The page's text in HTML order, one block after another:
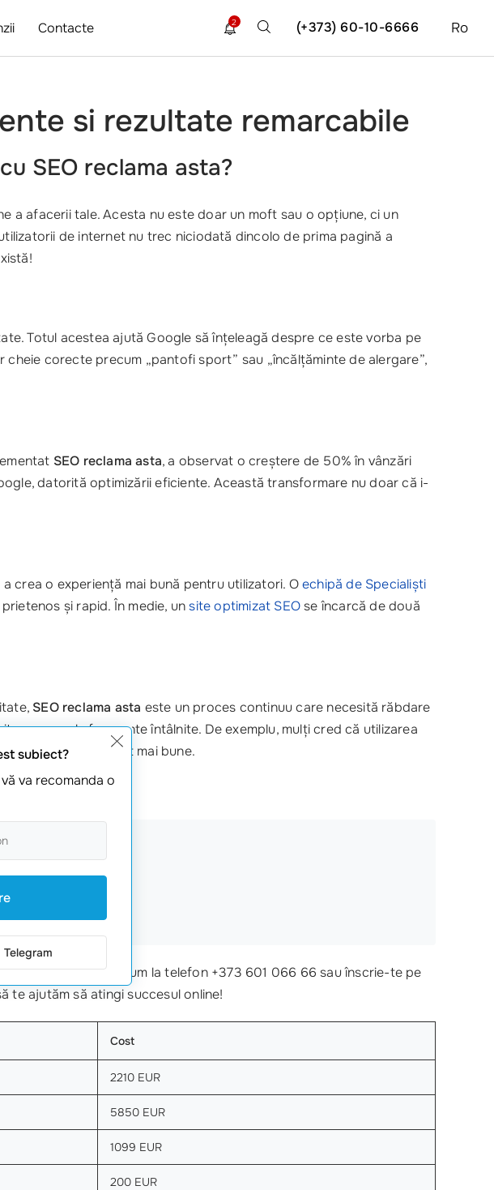
Contacte Ro
(+373) 60-10-6666
2
si rezultate remarcabile
SEO reclama asta?
a afacerii tale. Acesta nu este doar un moft sau o opțiune, ci un
de internet nu trec niciodată dincolo de prima pagină a
Totul acestea ajută Google să înțeleagă despre ce este vorba pe
corecte precum „pantofi sport” sau „încălțăminte de alergare”,
SEO reclama asta, a observat o creștere de 50% în vânzări
datorită optimizării eficiente. Această transformare nu doar că i-
crea o experiență mai bună pentru utilizatori. Oechipă de Specialiști
și rapid. În medie, unsite optimizat SEOse încarcă de două
SEO reclama asta este un proces continuu care necesită răbdare
capcanele frecvente întâlnite. De exemplu, mulți cred că utilizarea
aduce rezultate mult mai bune.
Contactează-ne acum la telefon +373 601 066 66 sau înscrie-te pe
te ajutăm să atingi succesul online!
Cost
2210 EUR
5850 EUR
1099 EUR
200 EUR
subiect?
va recomanda o
Telegram